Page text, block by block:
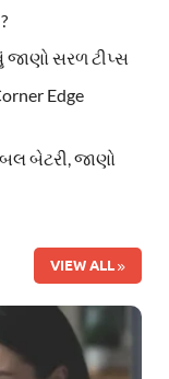
જાણો સરળ ટીપ્સ
Edge
બેટરી, જાણો
VIEW ALL